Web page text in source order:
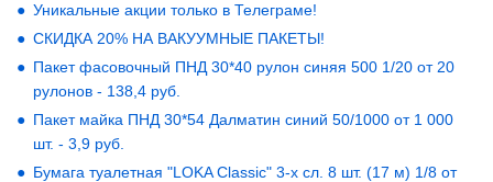
Уникальные акции только в Телеграме!
СКИДКА 20% НА ВАКУУМНЫЕ ПАКЕТЫ!
Пакет фасовочный ПНД 30*40 рулон синяя 500 1/20 от 20
рулонов - 138,4 руб.
Пакет майка ПНД 30*54 Далматин синий 50/1000 от 1 000
шт. - 3,9 руб.
Бумага туалетная "LOKA Classic" 3-х сл. 8 шт. (17 м) 1/8 от